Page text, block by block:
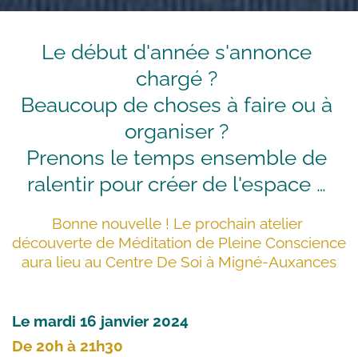
Le début d'année s'annonce
chargé ?
Beaucoup de choses à faire ou à
organiser ?
Prenons le temps ensemble de
ralentir pour créer de l'espace …
Bonne nouvelle ! Le prochain atelier
découverte de Méditation de Pleine Conscience
aura lieu au Centre De Soi à Migné-Auxances
Le mardi 16 janvier 2024
De 20h à 21h30